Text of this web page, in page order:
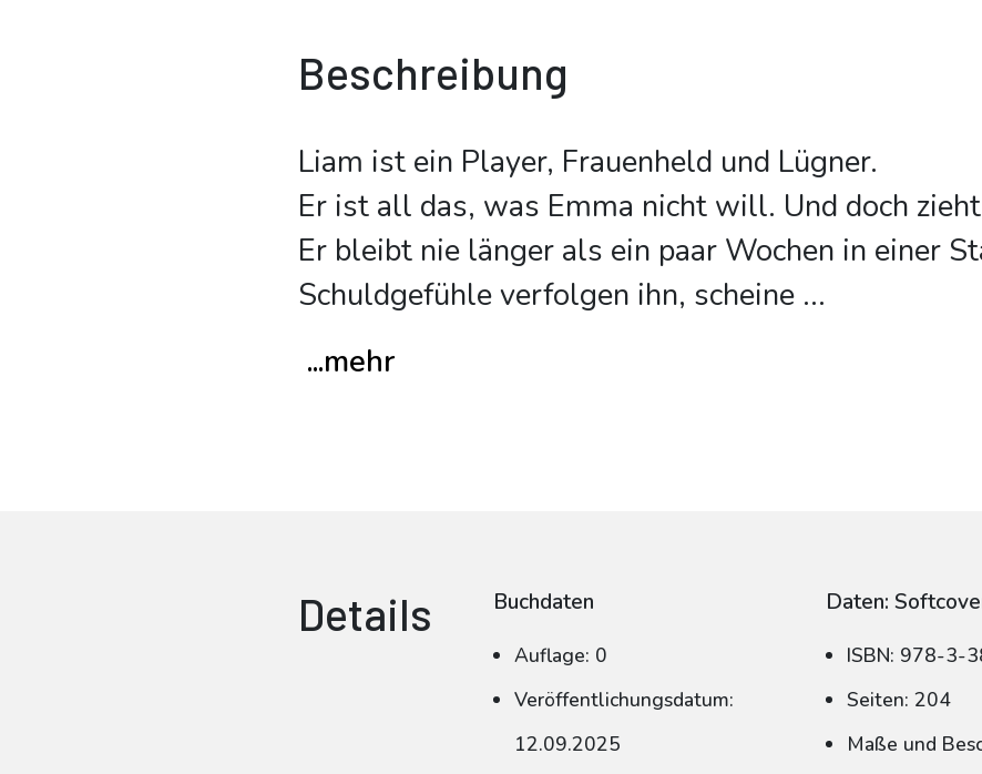
Beschreibung
Liam ist ein Player, Frauenheld und Lügner.
Er ist all das, was Emma nicht will. Und doch
Er bleibt nie länger als ein paar Wochen in einer
Schuldgefühle verfolgen ihn, scheine...
...mehr
Details Buchdaten
Auflage: 0
Veröffentlichungsdatum:
12.09.2025
Daten:
ISBN: 978-3-
Seiten: 204
Maße und